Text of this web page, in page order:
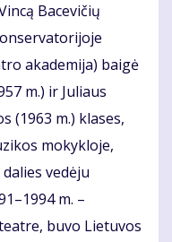
Bacevičių
akademija) baigė
m.) ir Juliaus
(1963 m.) klases,
mokykloje,
vedėju
m. –
buvo Lietuvos